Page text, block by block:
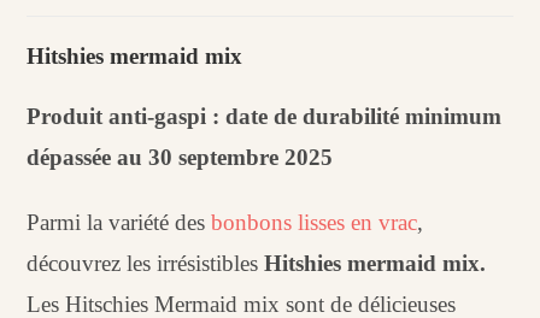
mermaid
Hitshies mermaid mix
Produit anti-gaspi : date de durabilité minimum
dépassée au 30 septembre 2025
Parmi la variété desbonbons lisses en vrac,
découvrez les irrésistiblesHitshies mermaid mix.
Les Hitschies Mermaid mix sont de délicieuses